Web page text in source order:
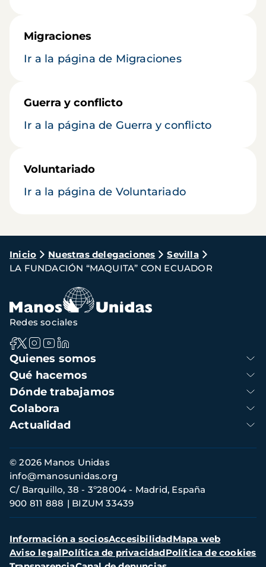
Migraciones
Ir a la página de Migraciones
Guerra y conflicto
Ir a la página de Guerra y conflicto
Voluntariado
Ir a la página de Voluntariado
Ruta
de
navegación
Inicio Nuestras delegaciones
Sevilla
LA FUNDACIÓN “MAQUITA” CON ECUADOR
Navegación
principal
Quienes somos
Qué hacemos
Dónde trabajamos
Colabora
Actualidad
Redes sociales
Información
de
contacto
© 2026 Manos Unidas
C/ Barquillo, 38 - 3º28004 - Madrid, España
900 811 888
BIZUM 33439
info@manosunidas.org
Menú
secundario
Información a sociosAccesibilidadMapa web
Aviso legalPolítica de privacidadPolítica de cookies